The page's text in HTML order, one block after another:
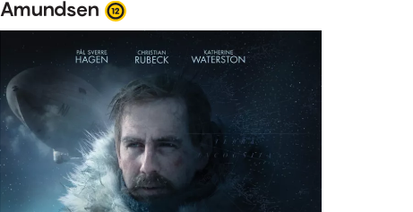
Amundsen